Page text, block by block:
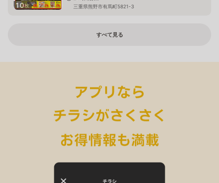
10枚
三重県熊野市有馬町5821-3
すべて見る